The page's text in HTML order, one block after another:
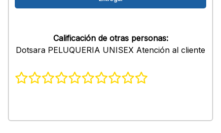
Calificación de otras personas:
Dotsara PELUQUERIA UNISEX Atención al cliente